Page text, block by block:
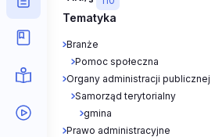
Tematyka
Branże
Pomoc społeczna
Organy administracji publicznej
Samorząd terytorialny
gmina
Prawo administracyjne